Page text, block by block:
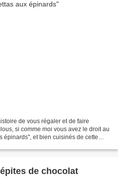
de vous régaler et de faire
si comme moi vous avez le droit au
épinards", et bien cuisinés de cette
de chocolat